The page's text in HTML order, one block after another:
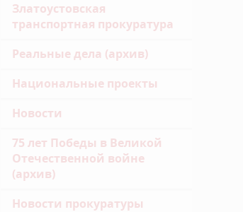
Златоустовская
транспортная прокуратура
Реальные дела (архив)
Национальные проекты
Новости
75 лет Победы в Великой
Отечественной войне
(архив)
Новости прокуратуры